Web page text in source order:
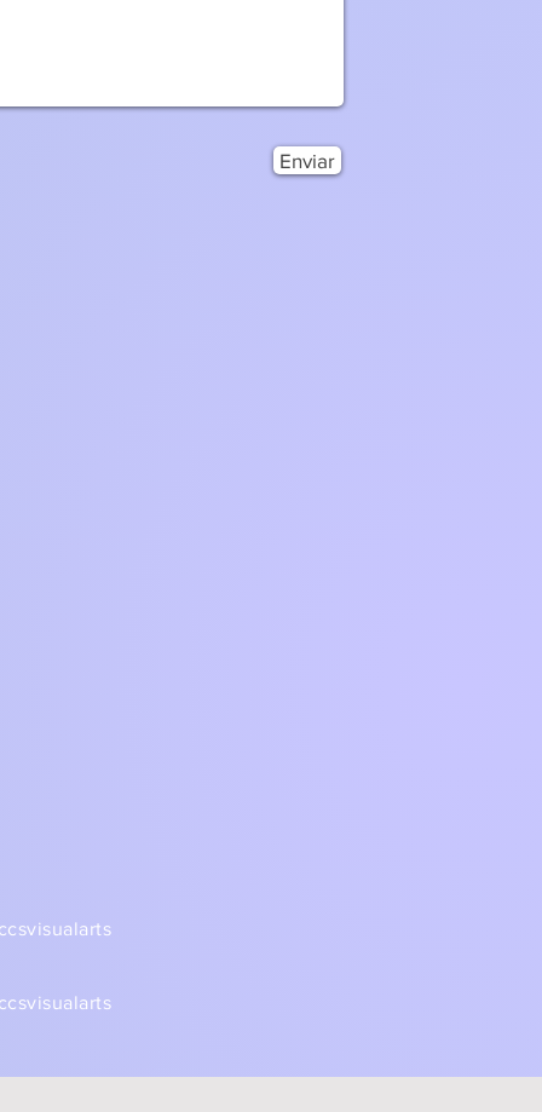
Enviar